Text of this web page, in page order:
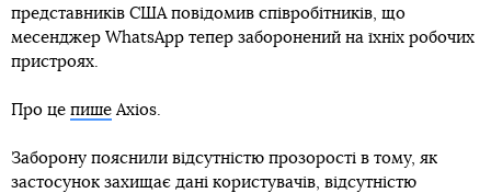
представників США повідомив співробітників, що
месенджер WhatsApp тепер заборонений на їхніх робочих
пристроях.
Про це пише Axios.
Заборону пояснили відсутністю прозорості в тому, як
застосунок захищає дані користувачів, відсутністю